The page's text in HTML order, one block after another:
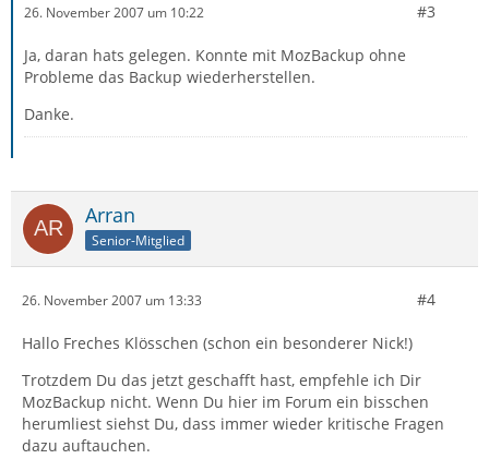
26. November 2007 um 10:22 #3
Ja, daran hats gelegen. Konnte mit MozBackup ohne
Probleme das Backup wiederherstellen.
Danke.
Arran
Senior-Mitglied
26. November 2007 um 13:33 #4
Hallo Freches Klösschen (schon ein besonderer Nick!)
Trotzdem Du das jetzt geschafft hast, empfehle ich Dir
MozBackup nicht. Wenn Du hier im Forum ein bisschen
herumliest siehst Du, dass immer wieder kritische Fragen
dazu auftauchen.